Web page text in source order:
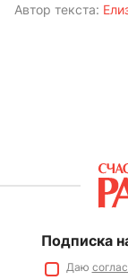
Автор текста:
Подписка
Даю